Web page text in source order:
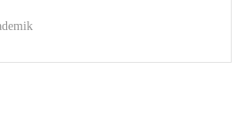
Salımı: Aşınma, UV Maruziyeti